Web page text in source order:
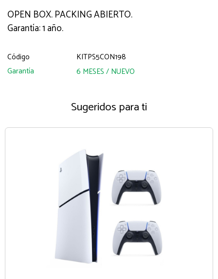
OPEN BOX. PACKING ABIERTO.
Garantía: 1 año.
Código
KITPS5CON198
Garantía
6 MESES / NUEVO
Sugeridos para ti